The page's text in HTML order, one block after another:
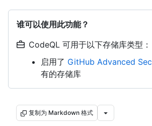
谁可以使用此功能？
CodeQL 可用于以下存储库类型：
启用了 GitHub Advanced
有的存储库
复制为 Markdown 格式